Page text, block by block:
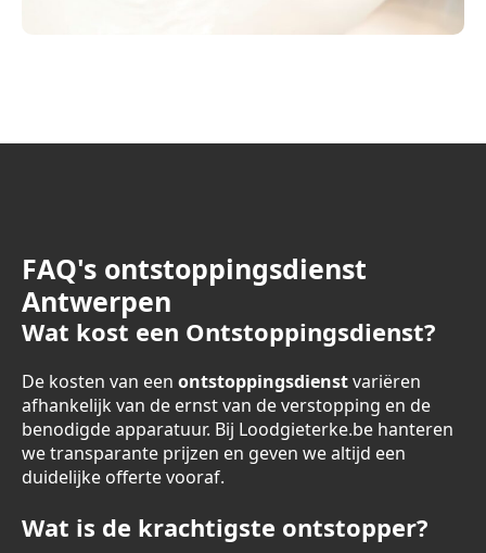
FAQ's ontstoppingsdienst
Antwerpen
Wat kost een Ontstoppingsdienst?
De kosten van een ontstoppingsdienstvariëren
afhankelijk van de ernst van de verstopping en de
benodigde apparatuur. Bij Loodgieterke.be hanteren
we transparante prijzen en geven we altijd een
duidelijke offerte vooraf.
Wat is de krachtigste ontstopper?